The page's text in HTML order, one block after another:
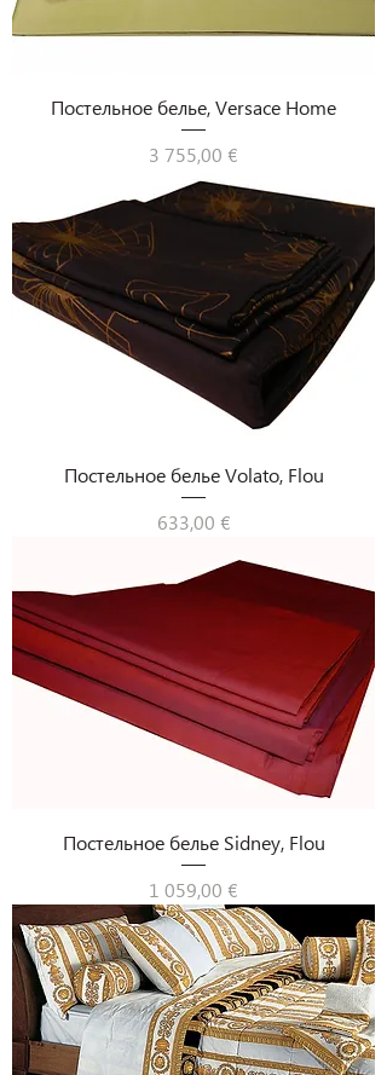
Постельное белье, Versace Home
Цена
3 755,00 €
Постельное белье Volato, Flou
Цена
633,00 €
Постельное белье Sidney, Flou
Цена
1 059,00 €